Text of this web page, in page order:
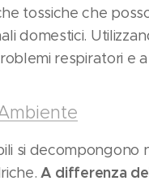
tossiche che
domestici.
respiratori e
si decompongono
A differenza